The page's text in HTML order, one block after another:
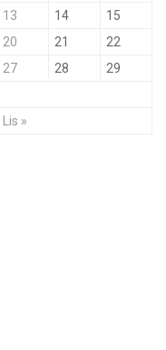
Lis »
13 14
15
20 21
22
27 28
29